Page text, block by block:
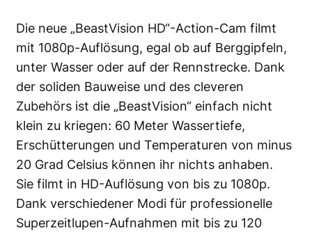
Die neue „BeastVision HD“-Action-Cam filmt
mit 1080p-Auflösung, egal ob auf Berggipfeln,
unter Wasser oder auf der Rennstrecke. Dank
der soliden Bauweise und des cleveren
Zubehörs ist die „BeastVision“ einfach nicht
klein zu kriegen: 60 Meter Wassertiefe,
Erschütterungen und Temperaturen von minus
20 Grad Celsius können ihr nichts anhaben.
Sie filmt in HD-Auflösung von bis zu 1080p.
Dank verschiedener Modi für professionelle
Superzeitlupen-Aufnahmen mit bis zu 120